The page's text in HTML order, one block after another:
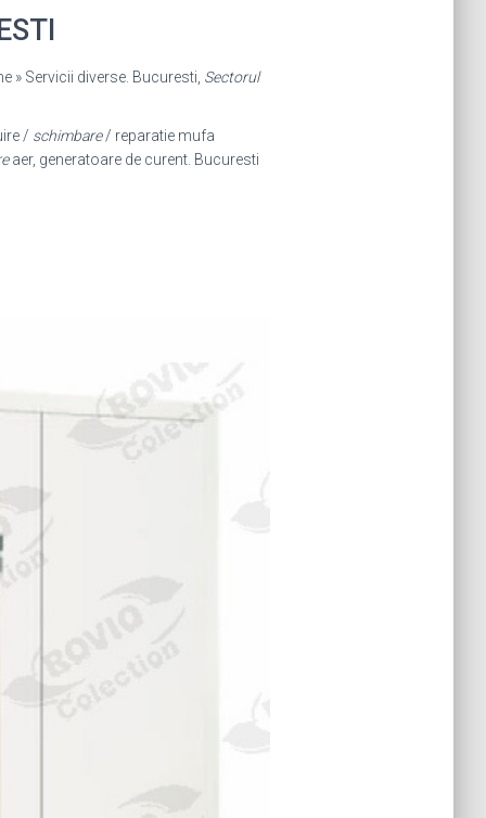
» Servicii diverse. Bucuresti, Sectorul
/ schimbare/ reparatie mufa
aer, generatoare de curent. Bucuresti